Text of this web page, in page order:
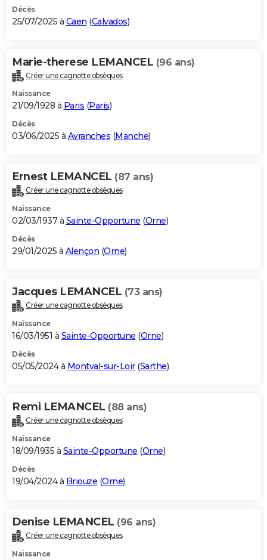
Décès
25/07/2025 à Caen (Calvados)
Marie-therese LEMANCEL (96 ans)
Créer une cagnotte obsèques
Naissance
21/09/1928 à Paris (Paris)
Décès
03/06/2025 à Avranches (Manche)
Ernest LEMANCEL (87 ans)
Créer une cagnotte obsèques
Naissance
02/03/1937 à Sainte-Opportune (Orne)
Décès
29/01/2025 à Alençon (Orne)
Jacques LEMANCEL (73 ans)
Créer une cagnotte obsèques
Naissance
16/03/1951 à Sainte-Opportune (Orne)
Décès
05/05/2024 à Montval-sur-Loir(Sarthe)
Remi LEMANCEL (88 ans)
Créer une cagnotte obsèques
Naissance
18/09/1935 à Sainte-Opportune (Orne)
Décès
19/04/2024 à Briouze (Orne)
Denise LEMANCEL (96 ans)
Créer une cagnotte obsèques
Naissance